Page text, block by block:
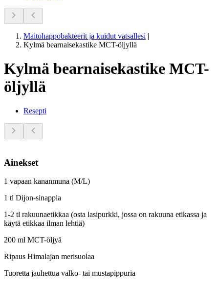
Maitohappobakteerit ja kuidut vatsallesi |
Kylmä bearnaisekastike MCT-öljyllä
Kylmä bearnaisekastike MCT-
öljyllä
Resepti
Ainekset
1 vapaan kananmuna (M/L)
1 tl Dijon-sinappia
1-2 tl rakuunaetikkaa (osta lasipurkki, jossa on rakuuna etikassa ja
käytä etikkaa ilman lehtiä)
200 ml MCT-öljyä
Ripaus Himalajan merisuolaa
Tuoretta jauhettua valko- tai mustapippuria